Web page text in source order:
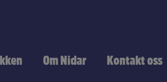
Om Nidar Kontakt oss